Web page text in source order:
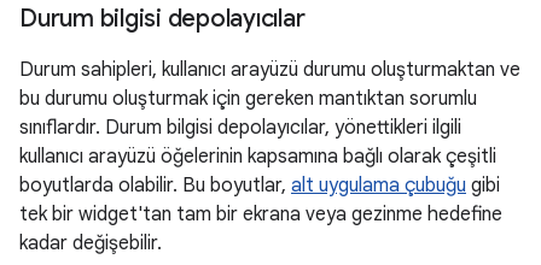
Durum bilgisi depolayıcılar
Durum sahipleri, kullanıcı arayüzü durumu oluşturmaktan ve
bu durumu oluşturmak için gereken mantıktan sorumlu
sınıflardır. Durum bilgisi depolayıcılar, yönettikleri ilgili
kullanıcı arayüzü öğelerinin kapsamına bağlı olarak çeşitli
boyutlarda olabilir. Bu boyutlar, alt uygulama çubuğu gibi
tek bir widget'tan tam bir ekrana veya gezinme hedefine
kadar değişebilir.